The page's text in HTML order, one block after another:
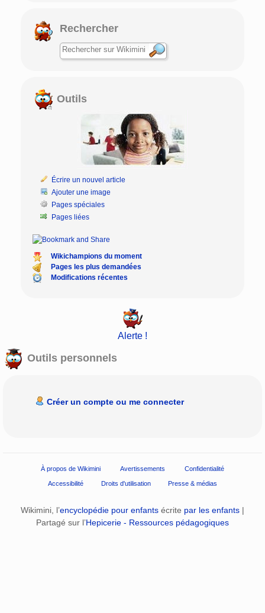
Rechercher
Outils
Écrire un nouvel article
Ajouter une image
Pages spéciales
Pages liées
Wikichampions du moment
Pages les plus demandées
Modifications récentes
Alerte !
Outils personnels
Créer un compte ou me connecter
À propos de Wikimini Avertissements Confidentialité
Accessibilité Droits d'utilisation Presse & médias
Wikimini, l’encyclopédie pour enfants écrite par les enfants |
Partagé sur l’Hepicerie - Ressources pédagogiques